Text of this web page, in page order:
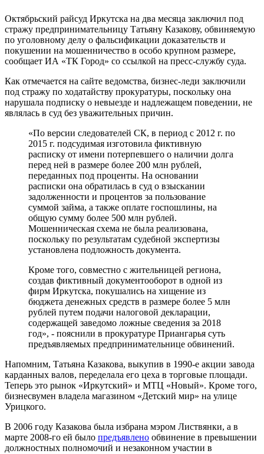
Октябрьский райсуд Иркутска на два месяца заключил под
стражу предпринимательницу Татьяну Казакову, обвиняемую
по уголовному делу о фальсификации доказательств и
покушении на мошенничество в особо крупном размере,
сообщает ИА «ТК Город» со ссылкой на пресс-службу суда.
Как отмечается на сайте ведомства, бизнес-леди заключили
под стражу по ходатайству прокуратуры, поскольку она
нарушала подписку о невыезде и надлежащем поведении, не
являлась в суд без уважительных причин.
«По версии следователей СК, в период с 2012 г. по
2015 г. подсудимая изготовила фиктивную
расписку от имени потерпевшего о наличии долга
перед ней в размере более 200 млн рублей,
переданных под проценты. На основании
расписки она обратилась в суд о взыскании
задолженности и процентов за пользование
суммой займа, а также оплате госпошлины, на
общую сумму более 500 млн рублей.
Мошенническая схема не была реализована,
поскольку по результатам судебной экспертизы
установлена подложность документа.
Кроме того, совместно с жительницей региона,
создав фиктивный документооборот в одной из
фирм Иркутска, покушались на хищение из
бюджета денежных средств в размере более 5 млн
рублей путем подачи налоговой декларации,
содержащей заведомо ложные сведения за 2018
год», - пояснили в прокуратуре Приангарья суть
предъявляемых предпринимательнице обвинений.
Напомним, Татьяна Казакова, выкупив в 1990-е акции завода
карданных валов, переделала его цеха в торговые площади.
Теперь это рынок «Иркутский» и МТЦ «Новый». Кроме того,
бизнесвумен владела магазином «Детский мир» на улице
Урицкого.
В 2006 году Казакова была избрана мэром Листвянки, а в
марте 2008-го ей было предъявлено обвинение в превышении
должностных полномочий и незаконном участии в